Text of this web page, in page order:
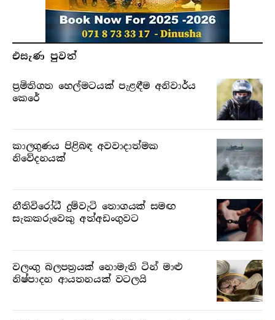
එසැණ පුව​ත්
ප්‍රමිතිගත හෙල්මටයක් පැළඳීම අනිවාර්ය
කෙරේ
කාලගුණය පිළිබඳ අවවාදාත්මක
නිවේදනයක්
නීතිවිරෝධී දුම්වැටි තොගයක් සමඟ
සැකකරුවෙකු අත්අඩංගුවට
වලංගු බලපත්‍රයක් නොමැති ටින් මාළු
නිෂ්පාදන ආයතනයක් වටලයි